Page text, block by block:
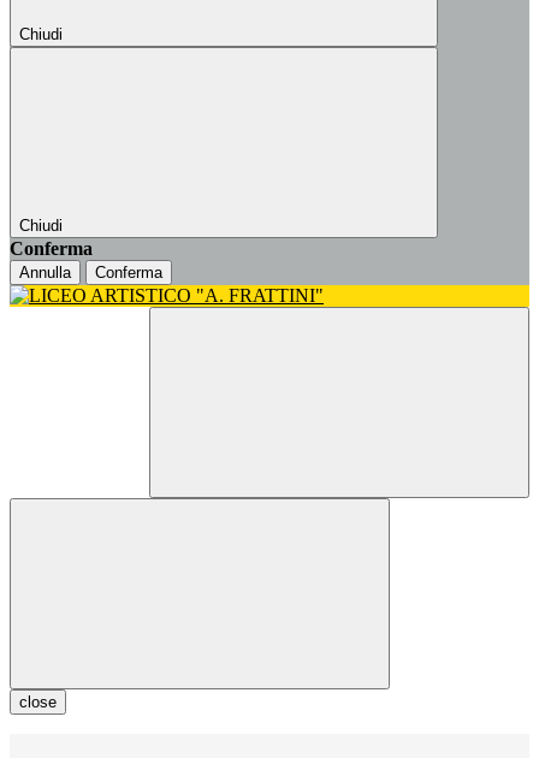
Chiudi
Chiudi
Conferma
Annulla Conferma
close